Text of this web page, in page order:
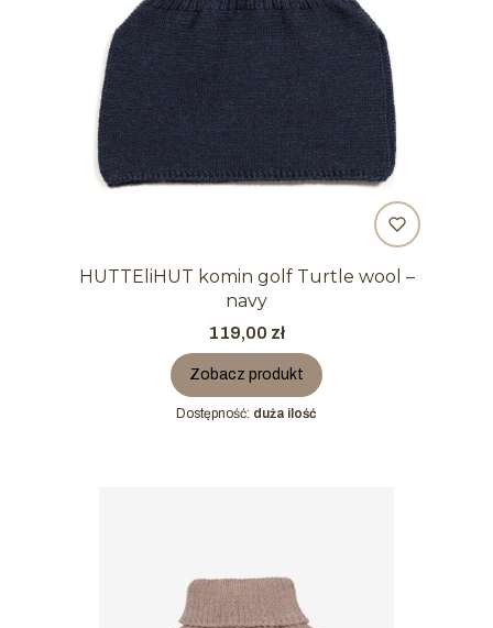
HUTTEliHUT komin golf Turtle wool –
navy
Cena
119,00 zł
Zobacz produkt
Dostępność: duża ilość